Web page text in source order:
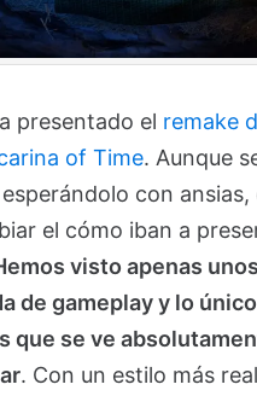
presentado el remake
of Time. Aunque
con ansias,
el cómo iban a
visto apenas
de gameplay y lo
que se ve
. Con un estilo más